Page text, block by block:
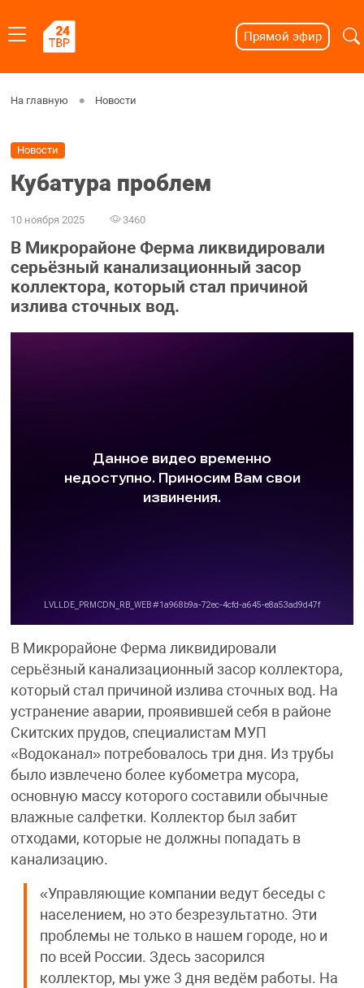
Прямой эфир
На главную Новости
Новости
Кубатура проблем
10 ноября 2025 3460
В Микрорайоне Ферма ликвидировали
серьёзный канализационный засор
коллектора, который стал причиной
излива сточных вод.
В Микрорайоне Ферма ликвидировали
серьёзный канализационный засор коллектора,
который стал причиной излива сточных вод. На
устранение аварии, проявившей себя в районе
Скитских прудов, специалистам МУП
«Водоканал» потребовалось три дня. Из трубы
было извлечено более кубометра мусора,
основную массу которого составили обычные
влажные салфетки. Коллектор был забит
отходами, которые не должны попадать в
канализацию.
«Управляющие компании ведут беседы с
населением, но это безрезультатно. Эти
проблемы не только в нашем городе, но и
по всей России. Здесь засорился
коллектор, мы уже 3 дня ведём работы. На